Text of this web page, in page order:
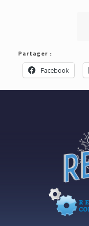
Partager :
Facebook